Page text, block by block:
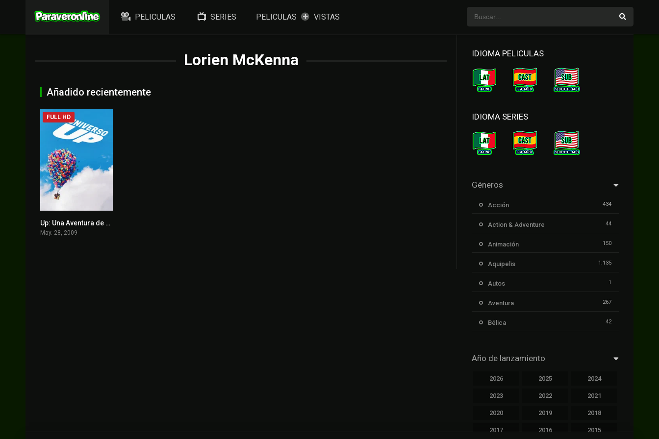
PELICULAS SERIES PELICULAS VISTAS
Lorien McKenna
Añadido recientemente
8.3
FULL HD
Up: Una Aventura de Altura
May. 28, 2009
IDIOMA PELICULAS
IDIOMA SERIES
Géneros
Acción 434
Action & Adventure 44
Animación 150
Aquipelis 1.135
Autos 1
Aventura 267
Bélica 42
Cinecalidad
Cinetux 1.139
Año de lanzamiento
2026 2025 2024
2023 2022 2021
2020 2019 2018
2017 2016 2015